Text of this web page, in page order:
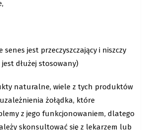
senes jest przeczyszczający i niszczy
dłużej stosowany)
naturalne, wiele z tych produktów
żołądka, które
z jego funkcjonowaniem, dlatego
skonsultować się z lekarzem lub